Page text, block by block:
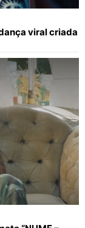
viral criada